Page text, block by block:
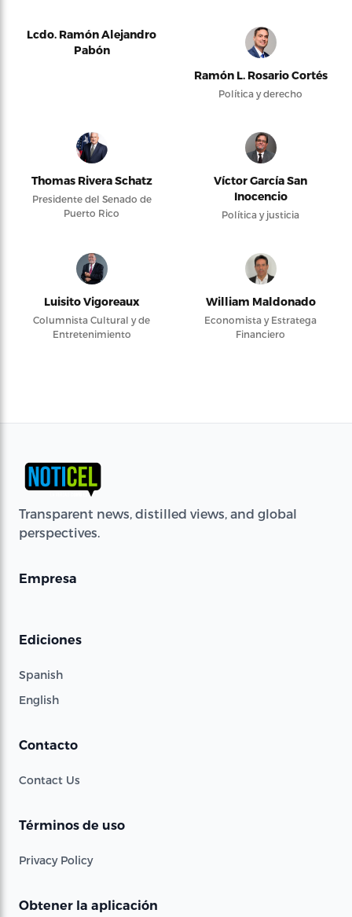
Lcdo. Ramón Alejandro
Pabón
Ramón L. Rosario Cortés
Política y derecho
Thomas Rivera Schatz
Presidente del Senado de
Puerto Rico
Víctor García San
Inocencio
Política y justicia
Luisito Vigoreaux
Columnista Cultural y de
Entretenimiento
William Maldonado
Economista y Estratega
Financiero
Transparent news, distilled views, and global
perspectives.
Empresa
Ediciones
Spanish
English
Contacto
Contact Us
Términos de uso
Privacy Policy
Obtener la aplicación